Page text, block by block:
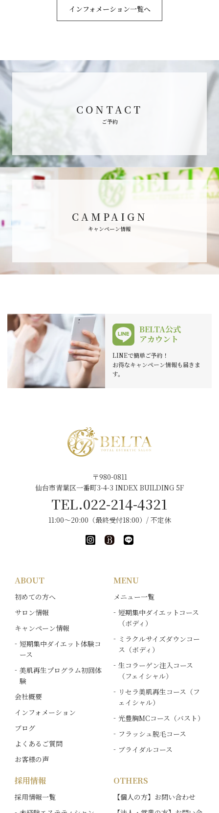
インフォメーション一覧へ
CONTACT
ご予約
CAMPAIGN
キャンペーン情報
BELTA公式
アカウント
LINEで簡単ご予約！
お得なキャンペーン情報も届きま
す。
〒980-0811
仙台市青葉区一番町3-4-3 INDEX BUILDING 5F
TEL.022-214-4321
11:00～20:00（最終受付18:00）/ 不定休
ABOUT
初めての方へ
サロン情報
キャンペーン情報
短期集中ダイエット体験コ
ース
美肌再生プログラム初回体
験
会社概要
インフォメーション
ブログ
よくあるご質問
お客様の声
MENU
メニュー一覧
短期集中ダイエットコース
（ボディ）
ミラクルサイズダウンコー
ス（ボディ）
生コラーゲン注入コース
（フェイシャル）
リセラ美肌再生コース（フ
ェイシャル）
光豊胸MCコース（バスト）
フラッシュ脱毛コース
ブライダルコース
採用情報
採用情報一覧
OTHERS
【個人の方】お問い合わせ